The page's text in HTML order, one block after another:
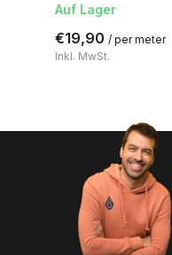
Auf Lager
€19,90 / per meter
Inkl. MwSt.